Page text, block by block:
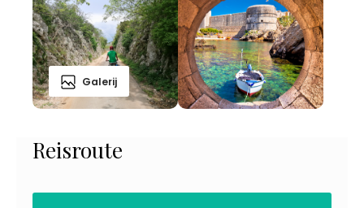
Galerij
Reisroute